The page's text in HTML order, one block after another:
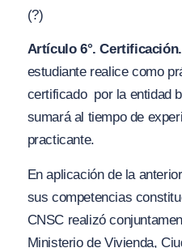
(?)
Artículo 6°. Certificación.
estudiante realice como
certificado por la entidad
sumará al tiempo de
practicante.
En aplicación de la
sus competencias
CNSC realizó
Ministerio de Vivienda,